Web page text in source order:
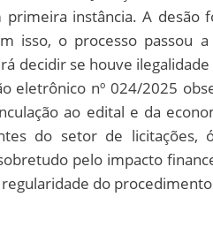
instância. A desão
isso, o processo passou
decidir se houve ilegalidade
eletrônico nº 024/2025
ao edital e da
do setor de licitações,
pelo impacto
do